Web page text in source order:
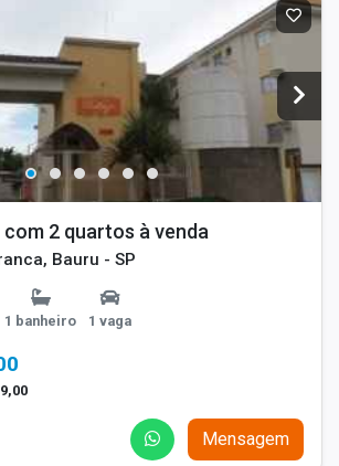
2 quartos à venda
Bauru - SP
1 banheiro 1 vaga
Mensagem